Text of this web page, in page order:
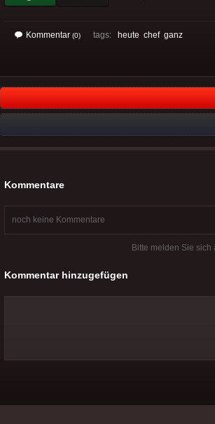
Kommentar (0) tags: heute chef ganz
Kommentare
noch keine Kommentare
Bitte melden Sie
Kommentar hinzugefügen